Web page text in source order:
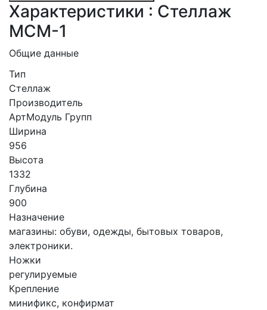
Характеристики : Стеллаж
МСМ-1
Общие данные
Тип
Стеллаж
Производитель
АртМодуль Групп
Ширина
956
Высота
1332
Глубина
900
Назначение
магазины: обуви, одежды, бытовых товаров,
электроники.
Ножки
регулируемые
Крепление
минификс, конфирмат